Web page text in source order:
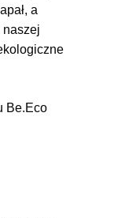
a
naszej
Be.Eco